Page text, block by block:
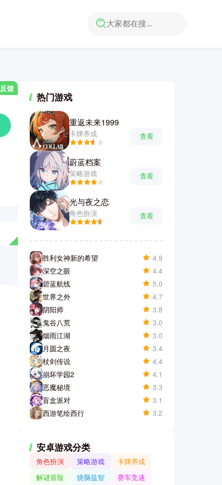
反馈
热门游戏
重返未来1999
卡牌养成 查看
蔚蓝档案
策略游戏 查看
光与夜之恋
角色扮演 查看
胜利女神新的希望
4.9
深空之眼
4.4
碧蓝航线
5.0
世界之外
4.7
阴阳师
3.8
鬼谷八荒
3.0
烟雨江湖
3.0
月圆之夜
3.4
杖剑传说
4.4
崩坏学园2
4.1
恶魔秘境
3.3
盲盒派对
3.1
西游笔绘西行
3.2
安卓游戏分类
角色扮演 策略游戏
卡牌养成
解谜冒险
烧脑益智
赛车竞速